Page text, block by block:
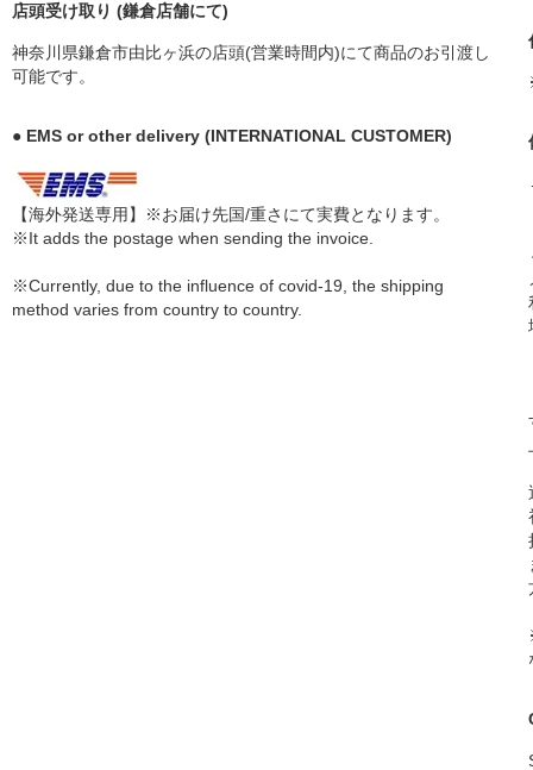
店頭受け取り (鎌倉店舗にて)
神奈川県鎌倉市由比ヶ浜の店頭(営業時間内)にて商品のお引渡し
可能です。
● EMS or other delivery (INTERNATIONAL CUSTOMER)
【海外発送専用】※お届け先国/重さにて実費となります。
※It adds the postage when sending the invoice.
※Currently, due to the influence of covid-19, the shipping
method varies from country to country.